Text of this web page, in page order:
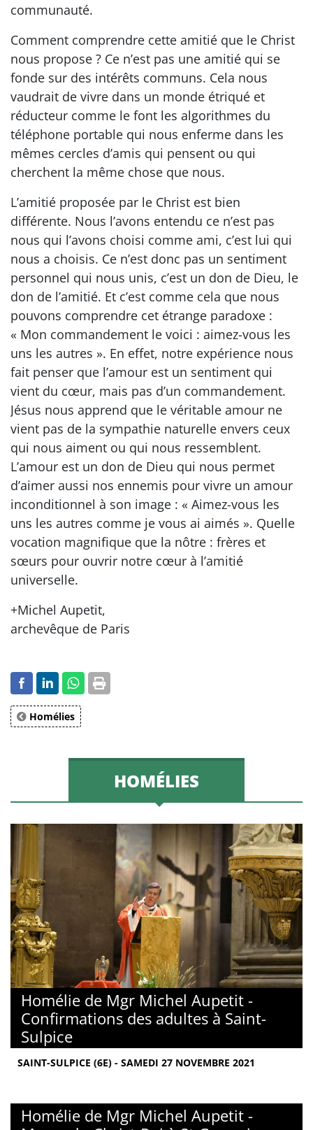
communauté.
Comment comprendre cette amitié que le Christ
nous propose ? Ce n’est pas une amitié qui se
fonde sur des intérêts communs. Cela nous
vaudrait de vivre dans un monde étriqué et
réducteur comme le font les algorithmes du
téléphone portable qui nous enferme dans les
mêmes cercles d’amis qui pensent ou qui
cherchent la même chose que nous.
L’amitié proposée par le Christ est bien
différente. Nous l’avons entendu ce n’est pas
nous qui l’avons choisi comme ami, c’est lui qui
nous a choisis. Ce n’est donc pas un sentiment
personnel qui nous unis, c’est un don de Dieu, le
don de l’amitié. Et c’est comme cela que nous
pouvons comprendre cet étrange paradoxe :
« Mon commandement le voici : aimez-vous les
uns les autres ». En effet, notre expérience nous
fait penser que l’amour est un sentiment qui
vient du cœur, mais pas d’un commandement.
Jésus nous apprend que le véritable amour ne
vient pas de la sympathie naturelle envers ceux
qui nous aiment ou qui nous ressemblent.
L’amour est un don de Dieu qui nous permet
d’aimer aussi nos ennemis pour vivre un amour
inconditionnel à son image : « Aimez-vous les
uns les autres comme je vous ai aimés ». Quelle
vocation magnifique que la nôtre : frères et
sœurs pour ouvrir notre cœur à l’amitié
universelle.
+Michel Aupetit,
archevêque de Paris
Homélies
HOMÉLIES
Homélie de Mgr Michel Aupetit -
Confirmations des adultes à Saint-
Sulpice
SAINT-SULPICE (6E) - SAMEDI 27 NOVEMBRE 2021
Homélie de Mgr Michel Aupetit -